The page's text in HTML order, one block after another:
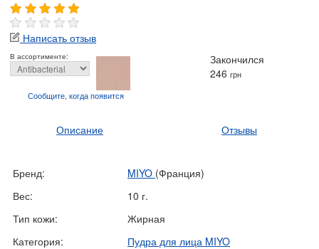
Написать отзыв
В ассортименте:
Закончился
246 грн
Сообщите, когдапоявится
Описание Отзывы
Бренд: MIYO (Франция)
Вес:
10 г.
Тип кожи:
Жирная
Категория:
Пудра для лица MIYO